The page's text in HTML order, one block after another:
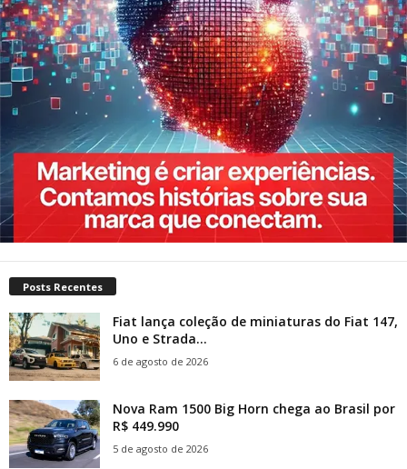
Posts Recentes
Fiat lança coleção de miniaturas do Fiat 147,
Uno e Strada...
6 de agosto de 2026
Nova Ram 1500 Big Horn chega ao Brasil por
R$ 449.990
5 de agosto de 2026